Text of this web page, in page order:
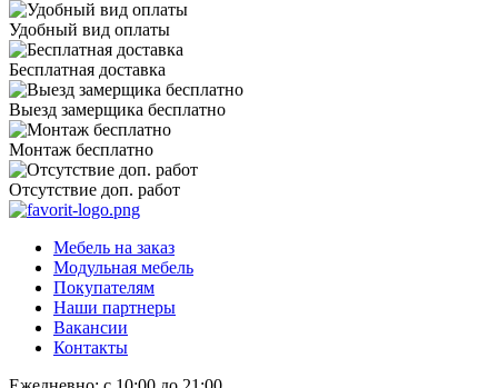
Удобный вид оплаты
Бесплатная доставка
Выезд замерщика бесплатно
Монтаж бесплатно
Отсутствие доп. работ
Мебель на заказ
Модульная мебель
Покупателям
Наши партнеры
Вакансии
Контакты